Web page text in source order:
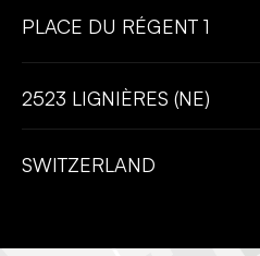
PLACE DU RÉGENT 1
2523 LIGNIÈRES (NE)
SWITZERLAND